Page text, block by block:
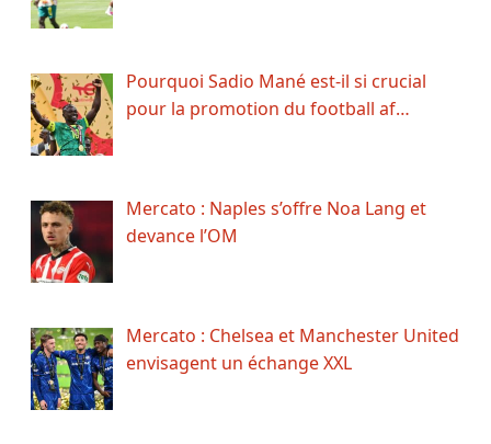
Pourquoi Sadio Mané est-il si crucial
pour la promotion du football af…
Mercato : Naples s’offre Noa Lang et
devance l’OM
Mercato : Chelsea et Manchester United
envisagent un échange XXL